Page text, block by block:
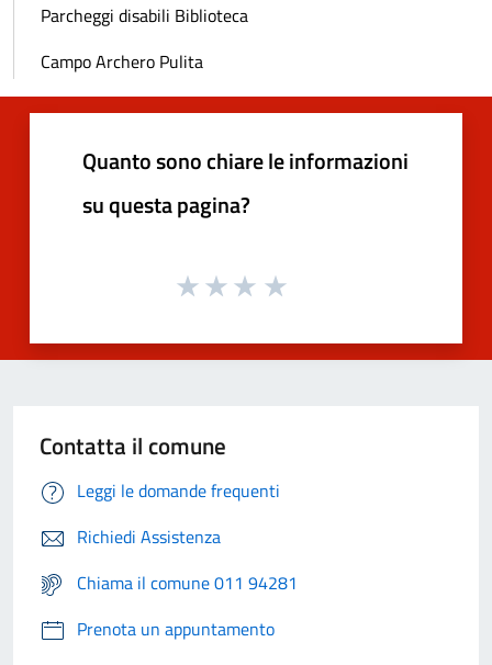
Parcheggi disabili Biblioteca
Campo Archero Pulita
Quanto sono chiare le informazioni
su questa pagina?
Contatta il comune
Leggi le domande frequenti
Richiedi Assistenza
Chiama il comune 011 94281
Prenota un appuntamento